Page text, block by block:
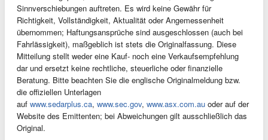
Sinnverschiebungen auftreten. Es wird keine Gewähr für
Richtigkeit, Vollständigkeit, Aktualität oder Angemessenheit
übernommen; Haftungsansprüche sind ausgeschlossen (auch bei
Fahrlässigkeit), maßgeblich ist stets die Originalfassung. Diese
Mitteilung stellt weder eine Kauf- noch eine Verkaufsempfehlung
dar und ersetzt keine rechtliche, steuerliche oder finanzielle
Beratung. Bitte beachten Sie die englische Originalmeldung bzw.
die offiziellen Unterlagen
auf www.sedarplus.ca, www.sec.gov, www.asx.com.au oder auf der
Website des Emittenten; bei Abweichungen gilt ausschließlich das
Original.